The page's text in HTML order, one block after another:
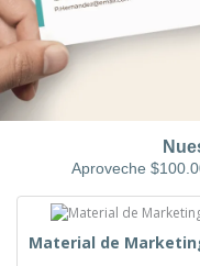
Aproveche
Material de